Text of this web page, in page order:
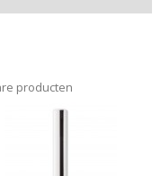
producten